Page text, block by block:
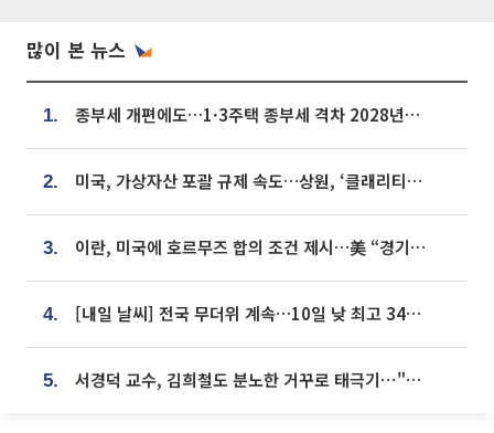
많이 본 뉴스
1. 종부세 개편에도…1·3주택 종부세 격차 2028년부터 확대
2. 미국, 가상자산 포괄 규제 속도…상원, ‘클래리티법’ 9월 절차투표 추진
3. 이란, 미국에 호르무즈 합의 조건 제시…美 “경기 아직 안 끝나” [종합]
4. [내일 날씨] 전국 무더위 계속…10일 낮 최고 34도 육박
5. 서경덕 교수, 김희철도 분노한 거꾸로 태극기⋯"엉터리는 아냐, 아쉬울 뿐"